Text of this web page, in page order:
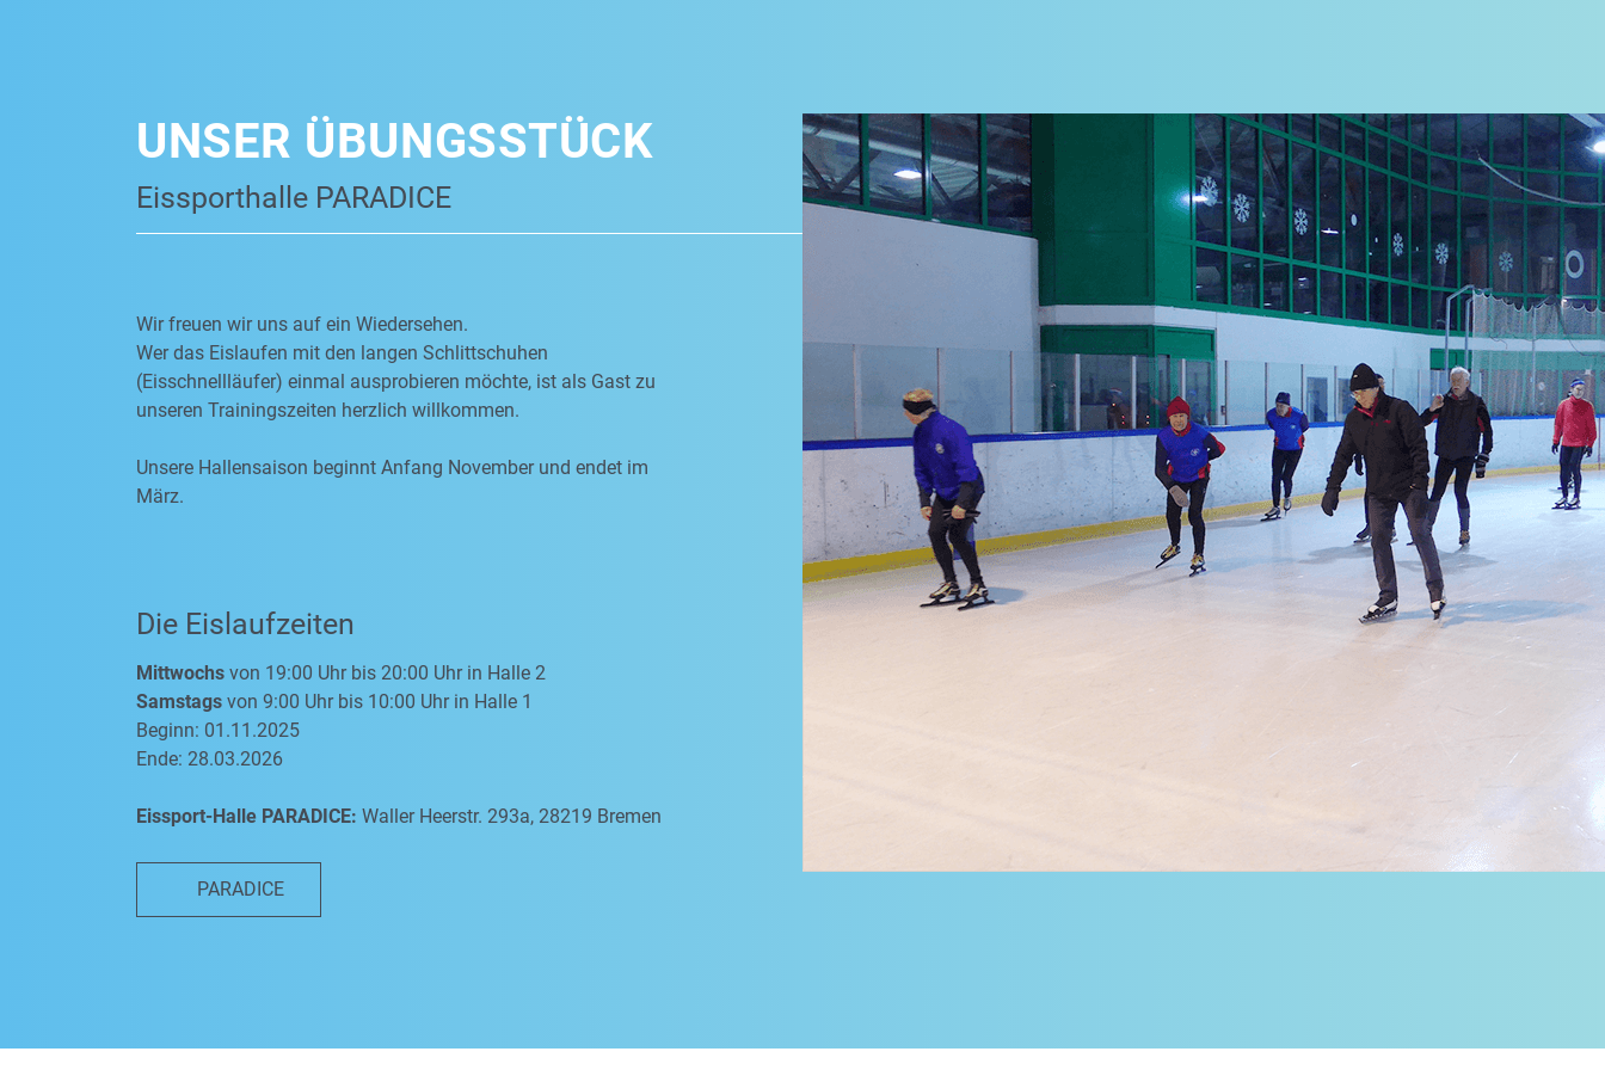
UNSER ÜBUNGSSTÜCK
Eissporthalle PARADICE
Wir freuen wir uns auf ein Wiedersehen.
Wer das Eislaufen mit den langen Schlittschuhen
(Eisschnellläufer) einmal ausprobieren möchte, ist als Gast zu
unseren Trainingszeiten herzlich willkommen.
Unsere Hallensaison beginnt Anfang November und endet im
März.
Die Eislaufzeiten
Mittwochs von 19:00 Uhr bis 20:00 Uhr in Halle 2
Samstags von 9:00 Uhr bis 10:00 Uhr in Halle 1
Beginn: 01.11.2025
Ende: 28.03.2026
Eissport-Halle PARADICE: Waller Heerstr. 293a, 28219 Bremen
PARADICE